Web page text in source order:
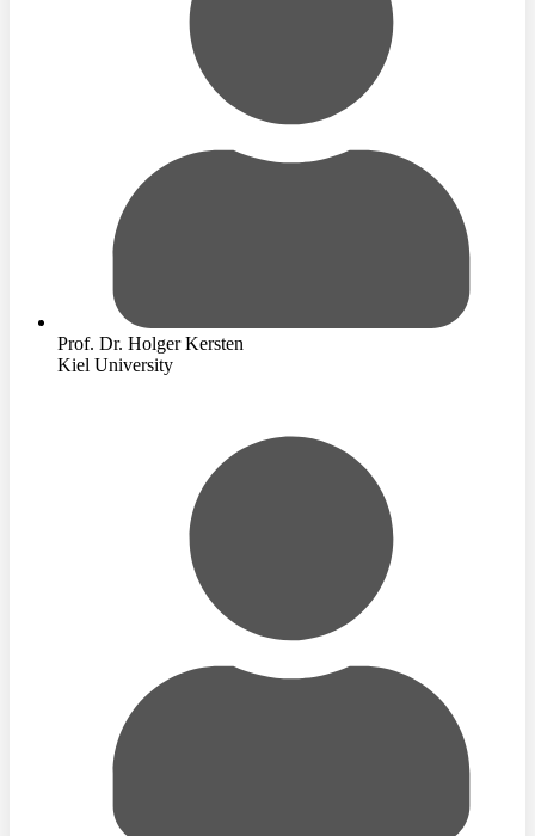
Prof. Dr. Holger Kersten
Kiel University